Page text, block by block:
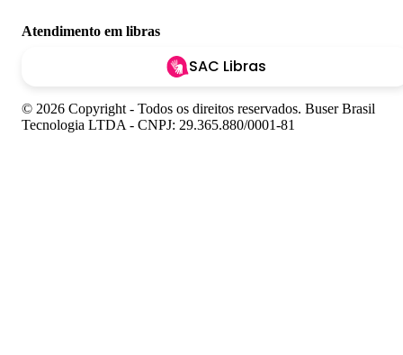
Atendimento em libras
SAC Libras
© 2026 Copyright - Todos os direitos reservados. Buser Brasil
Tecnologia LTDA - CNPJ: 29.365.880/0001-81